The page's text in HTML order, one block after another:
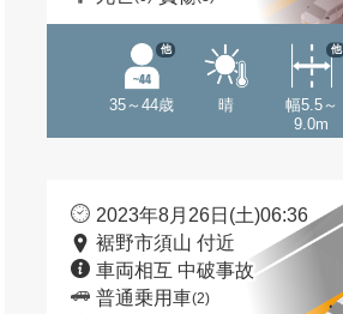
35～44歳
他
晴
幅5.5～
9.0m
他
2023年8月26日(土)06:36
裾野市須山 付近
車両相互 中破事故
普通乗用車(2)